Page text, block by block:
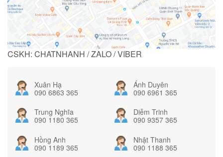
CSKH: CHATNHANH / ZALO / VIBER
Xuân Hạ
090 6863 365
Ánh Duyên
090 6961 365
Trung Nghĩa
090 1180 365
Diễm Trinh
090 9357 365
Hồng Anh
090 1189 365
Nhật Thanh
090 1188 365